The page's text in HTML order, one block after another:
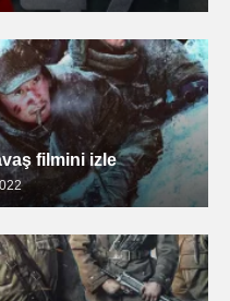
filmini izle